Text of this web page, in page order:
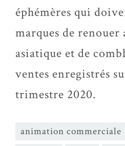
éphémères qui
marques de
asiatique et de
ventes enregistrés
trimestre 2020.
animation commerciale